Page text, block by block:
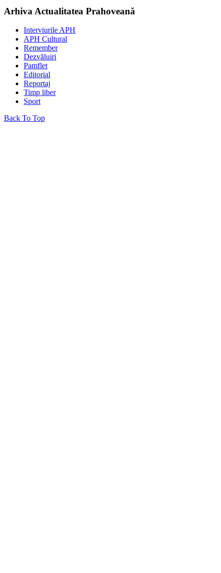
Arhiva Actualitatea Prahoveană
Interviurile APH
APH Cultural
Remember
Dezvăluiri
Pamflet
Editorial
Reportaj
Timp liber
Sport
Back To Top